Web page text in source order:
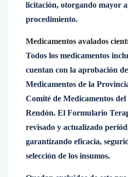
licitación, otorgando mayor
procedimiento.
Medicamentos avalados
Todos los medicamentos
cuentan con la aprobación
Medicamentos de la
Comité de Medicamentos
Rendón. El Formulario
revisado y actualizado
garantizando eficacia,
selección de los insumos.